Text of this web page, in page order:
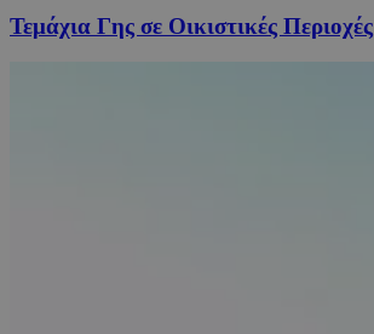
Τεμάχια Γης σε Οικιστικές Περιοχές